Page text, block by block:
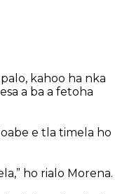
kahoo ha nka
a ba a fetoha
e tla timela ho
ho rialo Morena.